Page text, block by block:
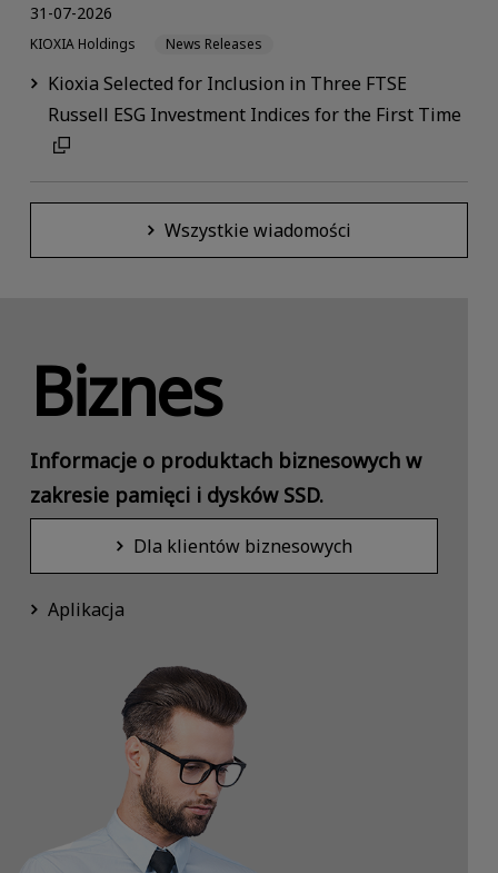
Kioxia Selected for Inclusion in Three FTSE
Russell ESG Investment Indices for the First Time
31-07-2026
KIOXIA Holdings News Releases
Wszystkie wiadomości
Informacje o produktach biznesowych w
zakresie pamięci i dysków SSD.
Biznes
Dla klientów biznesowych
Aplikacja